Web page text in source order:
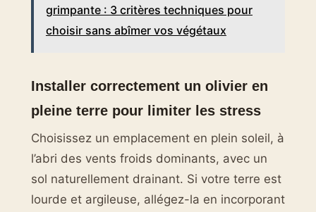
grimpante : 3 critères techniques pour
choisir sans abîmer vos végétaux
Installer correctement un olivier en
pleine terre pour limiter les stress
Choisissez un emplacement en plein soleil, à
l’abri des vents froids dominants, avec un
sol naturellement drainant. Si votre terre est
lourde et argileuse, allégez-la en incorporant